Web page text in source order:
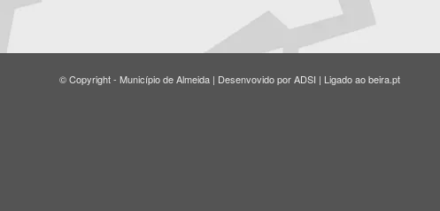
© Copyright - Município de Almeida | Desenvovido por ADSI | Ligado ao beira.pt